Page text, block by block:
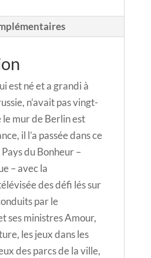
est né et a grandi à
n’avait pas vingt-
le mur de Berlin est
il l’a passée dans ce
du Bonheur –
– avec la
des défi lés sur
par le
ses ministres Amour,
les jeux dans les
des parcs de la ville,